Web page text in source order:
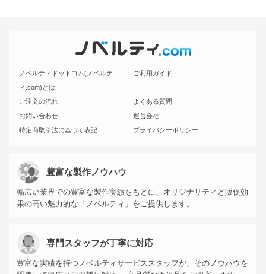
ノベルティドットコム(ノベルテ
ィ.com)とは
ご利用ガイド
ご注文の流れ
よくある質問
お問い合わせ
運営会社
特定商取引法に基づく表記
プライバシーポリシー
豊富な製作ノウハウ
幅広い業界での豊富な製作実績をもとに、オリジナリティと販促効
果の高い魅力的な「ノベルティ」をご提供します。
専門スタッフが丁寧に対応
豊富な実績を持つノベルティサービススタッフが、そのノウハウを